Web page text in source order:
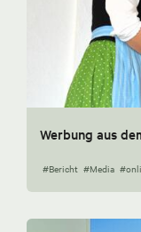
Werbung aus
#Bericht #Media